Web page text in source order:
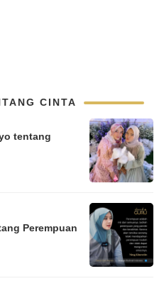
CINTA
tentang
Perempuan